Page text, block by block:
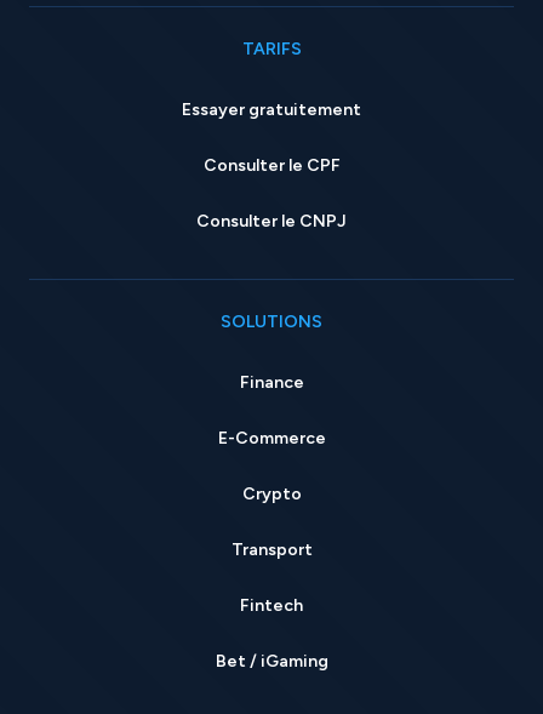
TARIFS
Essayer gratuitement
Consulter le CPF
Consulter le CNPJ
SOLUTIONS
Finance
E-Commerce
Crypto
Transport
Fintech
Bet / iGaming